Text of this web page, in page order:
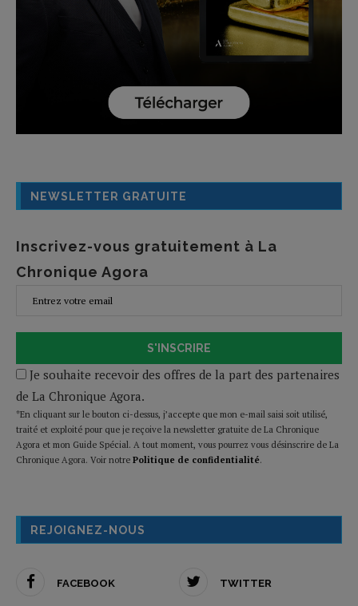
NEWSLETTER GRATUITE
Inscrivez-vous gratuitement à La
Chronique Agora
S'INSCRIRE
Je souhaite recevoir des offres de la part des partenaires
de La Chronique Agora.
*En cliquant sur le bouton ci-dessus, j’accepte que mon e-mail saisi soit utilisé,
traité et exploité pour que je reçoive la newsletter gratuite de La Chronique
Agora et mon Guide Spécial. A tout moment, vous pourrez vous désinscrire de La
Chronique Agora. Voir notre Politique de confidentialité.
REJOIGNEZ-NOUS
FACEBOOK TWITTER